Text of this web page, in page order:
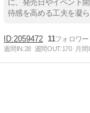
に、発売日やイベント
待感を高める工夫を凝ら
2059472 11
週間IN:28 週間OUT:170 月間